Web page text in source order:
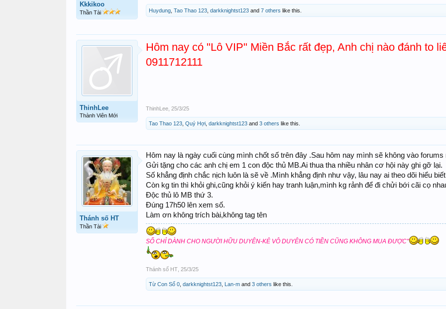
Kkkikoo
Thần Tài Huydung Tao Thao 123 darkknightst123 and 7 others like this.
ThinhLee
Thành Viên Mới
Hôm nay có "Lô VIP" Miền Bắc rất đẹp, Anh chị nào đánh to
0911712111
ThinhLee 25/3/25
Tao Thao 123 Quý Hợi darkknightst123 and 3 others like this.
Thánh số HT
Thần Tài
Hôm nay là ngày cuối cùng mình chốt số trên đây .Sau hôm nay mình sẽ không vào forums
Gửi tặng cho các anh chị em 1 con độc thủ MB.Ai thua tha nhiều nhân cơ hội này ghi gỡ lại.
Số khẳng định chắc nịch luôn là sẽ về .Mình khẳng định như vậy, lâu nay ai theo dõi hiểu
Còn kg tin thì khỏi ghi,cũng khỏi ý kiến hay tranh luận,mình kg rảnh để đi chửi bới cãi cọ
Độc thủ lô MB thứ 3.
Đúng 17h50 lên xem số.
Làm ơn không trích bài,không tag tên
SỐ CHỈ DÀNH CHO NGƯỜI HỮU DUYÊN-KẺ VÔ DUYÊN CÓ TIỀN CŨNG KHÔNG MUA ĐƯỢC"
Thánh số HT 25/3/25
Từ Con Số 0 darkknightst123 Lan-m and 3 others like this.